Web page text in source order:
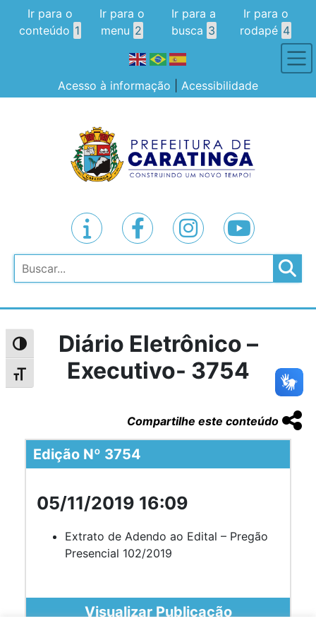
Alternar alto contraste
Alternar tamanho da fonte
Ir para o
conteúdo 1
Ir para o
menu 2
Ir para a
busca 3
Ir para o
rodapé 4
Acesso à informação Acessibilidade
Pesquisar
Diário Eletrônico –
Executivo- 3754
Compartilhe este conteúdo
Edição Nº 3754
05/11/2019 16:09
Extrato de Adendo ao Edital – Pregão
Presencial 102/2019
Visualizar Publicação